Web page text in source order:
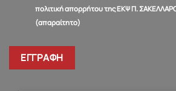
πολιτική απορρήτου της ΕΚΨ Π.
(απαραίτητο)